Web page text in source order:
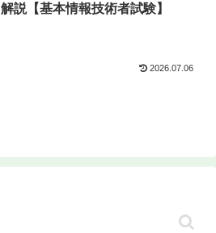
解説【基本情報技術者試験】
2026.07.06